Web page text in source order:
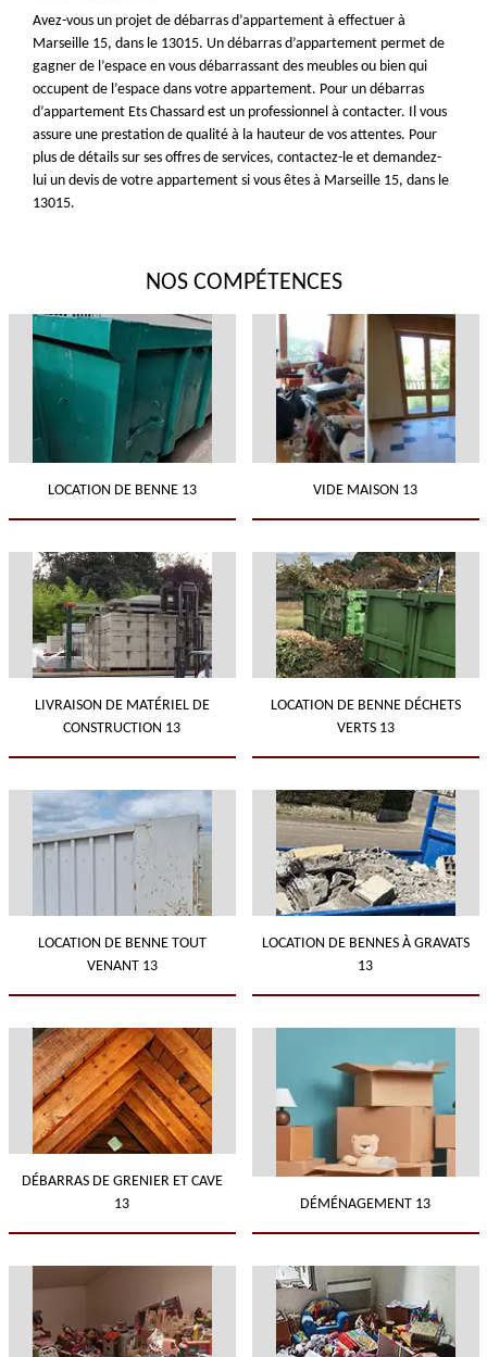
Avez-vous un projet de débarras d’appartement à effectuer à
Marseille 15, dans le 13015. Un débarras d’appartement permet de
gagner de l’espace en vous débarrassant des meubles ou bien qui
occupent de l’espace dans votre appartement. Pour un débarras
d’appartement Ets Chassard est un professionnel à contacter. Il vous
assure une prestation de qualité à la hauteur de vos attentes. Pour
plus de détails sur ses offres de services, contactez-le et demandez-
lui un devis de votre appartement si vous êtes à Marseille 15, dans le
13015.
NOS COMPÉTENCES
LOCATION DE BENNE 13 VIDE MAISON 13
LIVRAISON DE MATÉRIEL DE
CONSTRUCTION 13
LOCATION DE BENNE DÉCHETS
VERTS 13
LOCATION DE BENNE TOUT
VENANT 13
LOCATION DE BENNES À GRAVATS
13
DÉBARRAS DE GRENIER ET CAVE
13
DÉMÉNAGEMENT 13